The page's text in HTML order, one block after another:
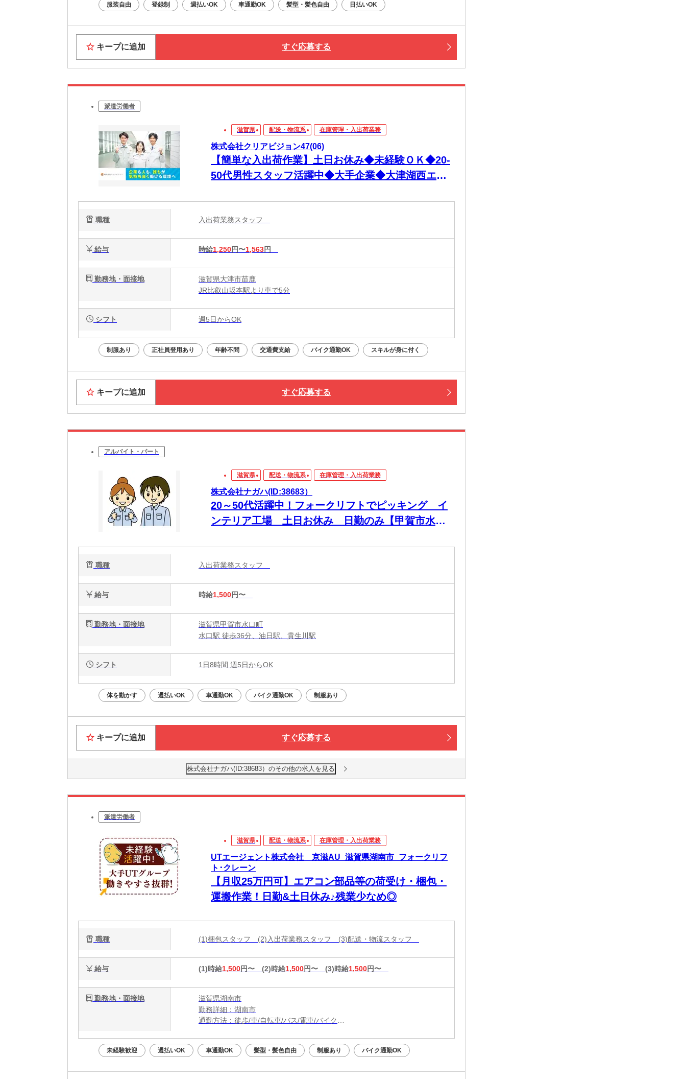
服装自由 登録制 週払いOK 車通勤OK 髪型・髪色自由 日払いOK
キープに追加 すぐ応募する
派遣労働者
滋賀県 配送・物流系 在庫管理・入出荷業務
株式会社クリアビジョン47(06)
【簡単な入出荷作業】土日お休み◆未経験ＯＫ◆20-
50代男性スタッフ活躍中◆大手企業◆大津湖西エリ
職種 入出荷業務スタッフ
給与 時給1,250円〜1,563円
勤務地・面接地
滋賀県大津市苗鹿
JR比叡山坂本駅より車で5分
シフト 週5日からOK
制服あり 正社員登用あり 年齢不問 交通費支給 バイク通勤OK スキルが身に付く
キープに追加 すぐ応募する
アルバイト・パート
滋賀県 配送・物流系 在庫管理・入出荷業務
株式会社ナガハ(ID:38683）
20～50代活躍中！フォークリフトでピッキング イ
ンテリア工場 土日お休み 日勤のみ【甲賀市水口
職種 入出荷業務スタッフ
給与 時給1,500円〜
勤務地・面接地
滋賀県甲賀市水口町
水口駅 徒歩36分、油日駅、貴生川駅
シフト 1日8時間 週5日からOK
体を動かす 週払いOK 車通勤OK バイク通勤OK 制服あり
キープに追加 すぐ応募する
株式会社ナガハ(ID:38683）のその他の求人を見る
派遣労働者
滋賀県 配送・物流系 在庫管理・入出荷業務
UTエージェント株式会社 京滋AU_滋賀県湖南市_フォークリフ
ト･クレーン
【月収25万円可】エアコン部品等の荷受け・梱包・
運搬作業！日勤&土日休み♪残業少なめ◎
職種 (1)梱包スタッフ (2)入出荷業務スタッフ (3)配送・物流スタッフ
給与 (1)時給1,500円〜 (2)時給1,500円〜 (3)時給1,500円〜
勤務地・面接地
滋賀県湖南市
勤務詳細：湖南市
通勤方法：徒歩/車/自転車/バス/電車/バイク
※構内の（無料）駐車場利用OK
未経験歓迎 週払いOK 車通勤OK 髪型・髪色自由 制服あり バイク通勤OK